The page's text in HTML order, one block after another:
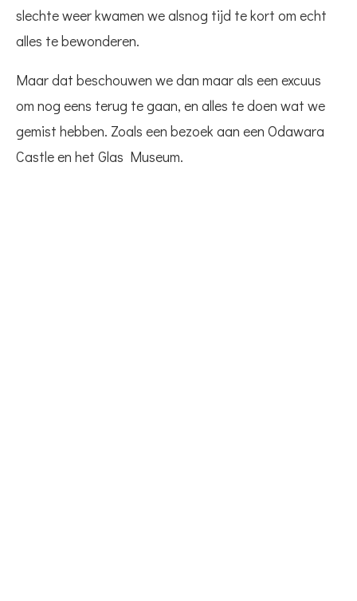
slechte weer kwamen we alsnog tijd te kort om echt
alles te bewonderen.
Maar dat beschouwen we dan maar als een excuus
om nog eens terug te gaan, en alles te doen wat we
gemist hebben. Zoals een bezoek aan een Odawara
Castle en het Glas Museum.